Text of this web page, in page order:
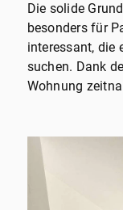
Die solide
besonders für
interessant, die
suchen. Dank
Wohnung